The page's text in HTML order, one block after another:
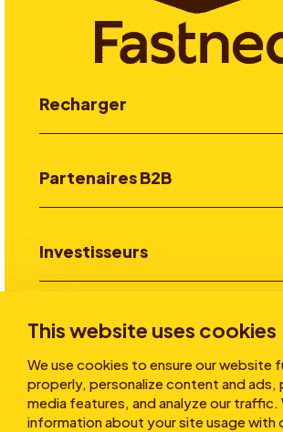
This website uses cookies
We use cookies to ensure our website
properly, personalize content and ads,
media features, and analyze our traffic.
information about your site usage with
Recharger
Partenaires B2B
Investisseurs
Aller plus loin
A propos